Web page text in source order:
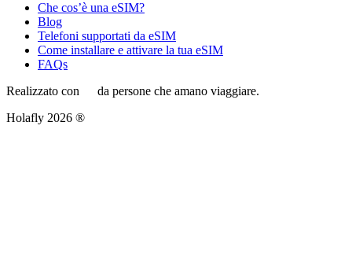
Che cos’è una eSIM?
Blog
Telefoni supportati da eSIM
Come installare e attivare la tua eSIM
FAQs
Realizzato con
da persone che amano viaggiare.
Holafly 2026 ®